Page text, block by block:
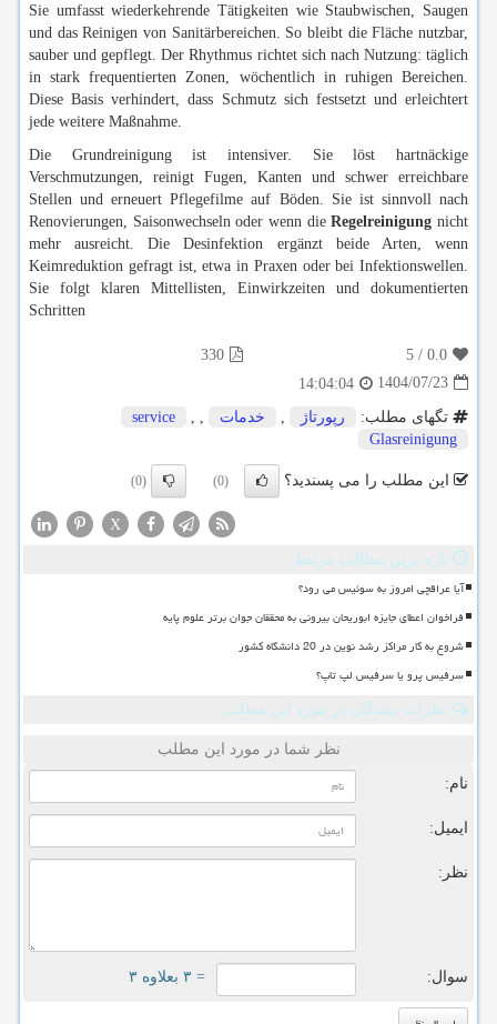
Sie umfasst wiederkehrende Tätigkeiten wie Staubwischen, Saugen
und das Reinigen von Sanitärbereichen. So bleibt die Fläche nutzbar,
sauber und gepflegt. Der Rhythmus richtet sich nach Nutzung: täglich
in stark frequentierten Zonen, wöchentlich in ruhigen Bereichen.
Diese Basis verhindert, dass Schmutz sich festsetzt und erleichtert
jede weitere Maßnahme.
Die Grundreinigung ist intensiver. Sie löst hartnäckige
Verschmutzungen, reinigt Fugen, Kanten und schwer erreichbare
Stellen und erneuert Pflegefilme auf Böden. Sie ist sinnvoll nach
Renovierungen, Saisonwechseln oder wenn dieRegelreinigung nicht
mehr ausreicht. Die Desinfektion ergänzt beide Arten, wenn
Keimreduktion gefragt ist, etwa in Praxen oder bei Infektionswellen.
Sie folgt klaren Mittellisten, Einwirkzeiten und dokumentierten
Schritten
0.0
/
5
330
1404/07/23
14:04:04
تگهای مطلب:
رپورتاژ خدمات service
Glasreinigung
این مطلب را می پسندید؟ (0)
(0)
X
تازه ترین مطالب مرتبط
آیا عراقچی امروز به سوئیس می رود؟
فراخوان اعطای جایزه ابوریحان بیرونی به محققان جوان برتر علوم پایه
شروع به کار مراکز رشد نوین در 20 دانشگاه کشور
سرفیس پرو یا سرفیس لپ تاپ؟
نظرات بینندگان در مورد این مطلب
نظر شما در مورد این مطلب
نام:
ایمیل:
نظر:
سوال: = ۳ بعلاوه ۳